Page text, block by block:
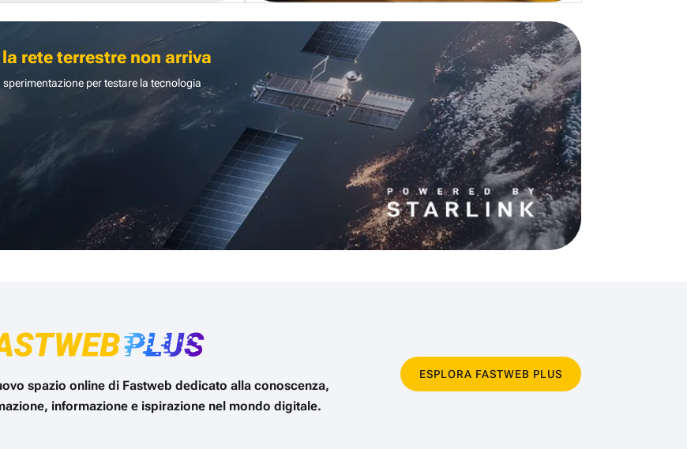
rete terrestre non arriva
per testare la tecnologia
spazio online di Fastweb dedicato alla conoscenza,
informazione e ispirazione nel mondo digitale.
ESPLORA FASTWEB PLUS